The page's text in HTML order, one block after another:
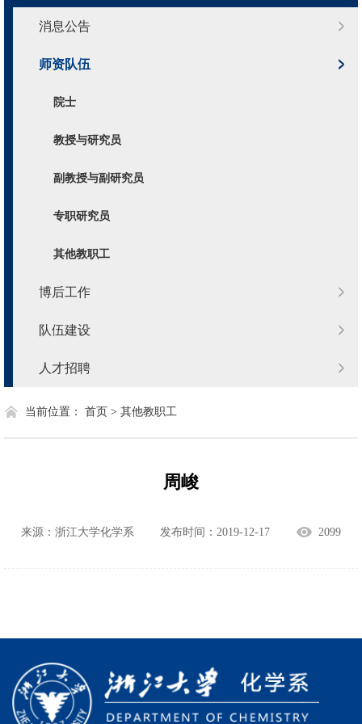
消息公告
师资队伍
院士
教授与研究员
副教授与副研究员
专职研究员
其他教职工
博后工作
队伍建设
人才招聘
当前位置： 首页 > 其他教职工
周峻
来源：浙江大学化学系 发布时间：2019-12-17 2099